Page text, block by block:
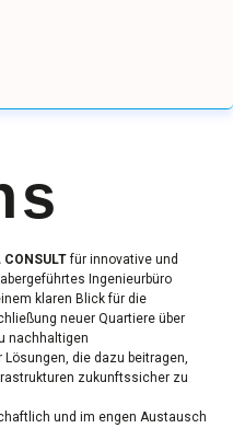
CONSULTfür innovative und
Ingenieurbüro
klaren Blick für die
neuer Quartiere über
nachhaltigen
die dazu beitragen,
zukunftssicher zu
und im engen Austausch